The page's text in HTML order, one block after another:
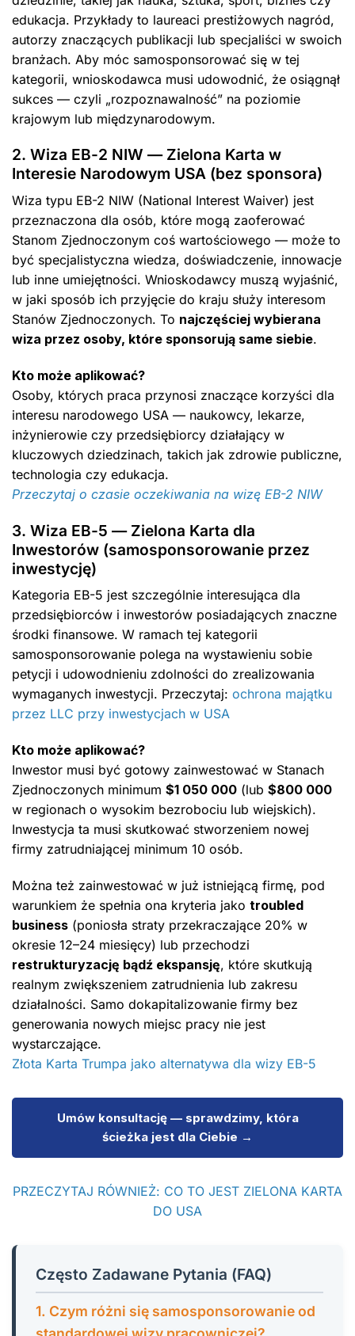
edukacja. Przykłady to laureaci prestiżowych nagród,
autorzy znaczących publikacji lub specjaliści w swoich
branżach. Aby móc samosponsorować się w tej
kategorii, wnioskodawca musi udowodnić, że osiągnął
sukces — czyli „rozpoznawalność” na poziomie
krajowym lub międzynarodowym.
2. Wiza EB-2 NIW — Zielona Karta w
Interesie Narodowym USA (bez sponsora)
Wiza typu EB-2 NIW (National Interest Waiver) jest
przeznaczona dla osób, które mogą zaoferować
Stanom Zjednoczonym coś wartościowego — może to
być specjalistyczna wiedza, doświadczenie, innowacje
lub inne umiejętności. Wnioskodawcy muszą wyjaśnić,
w jaki sposób ich przyjęcie do kraju służy interesom
Stanów Zjednoczonych. To najczęściej wybierana
wiza przez osoby, które sponsorują same siebie.
Kto może aplikować?
Osoby, których praca przynosi znaczące korzyści dla
interesu narodowego USA — naukowcy, lekarze,
inżynierowie czy przedsiębiorcy działający w
kluczowych dziedzinach, takich jak zdrowie publiczne,
technologia czy edukacja.
Przeczytaj o czasie oczekiwania na wizę EB-2 NIW
3. Wiza EB-5 — Zielona Karta dla
Inwestorów (samosponsorowanie przez
inwestycję)
Kategoria EB-5 jest szczególnie interesująca dla
przedsiębiorców i inwestorów posiadających znaczne
środki finansowe. W ramach tej kategorii
samosponsorowanie polega na wystawieniu sobie
petycji i udowodnieniu zdolności do zrealizowania
wymaganych inwestycji. Przeczytaj: ochrona majątku
przez LLC przy inwestycjach w USA
Kto może aplikować?
Inwestor musi być gotowy zainwestować w Stanach
Zjednoczonych minimum $1 050 000 (lub $800 000
w regionach o wysokim bezrobociu lub wiejskich).
Inwestycja ta musi skutkować stworzeniem nowej
firmy zatrudniającej minimum 10 osób.
Można też zainwestować w już istniejącą firmę, pod
warunkiem że spełnia ona kryteria jako troubled
business (poniosła straty przekraczające 20% w
okresie 12–24 miesięcy) lub przechodzi
restrukturyzację bądź ekspansję, które skutkują
realnym zwiększeniem zatrudnienia lub zakresu
działalności. Samo dokapitalizowanie firmy bez
generowania nowych miejsc pracy nie jest
wystarczające.
Złota Karta Trumpa jako alternatywa dla wizy EB-5
Umów konsultację — sprawdzimy, która
ścieżka jest dla Ciebie →
PRZECZYTAJ RÓWNIEŻ: CO TO JEST ZIELONA KARTA
DO USA
Często Zadawane Pytania (FAQ)
1. Czym różni się samosponsorowanie od